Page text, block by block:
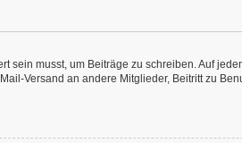
musst, um Beiträge zu schreiben. Auf
Versand an andere Mitglieder, Beitritt zu